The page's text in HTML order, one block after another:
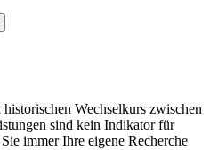
Wechselkurs zwischen
sind kein Indikator für
immer Ihre eigene Recherche